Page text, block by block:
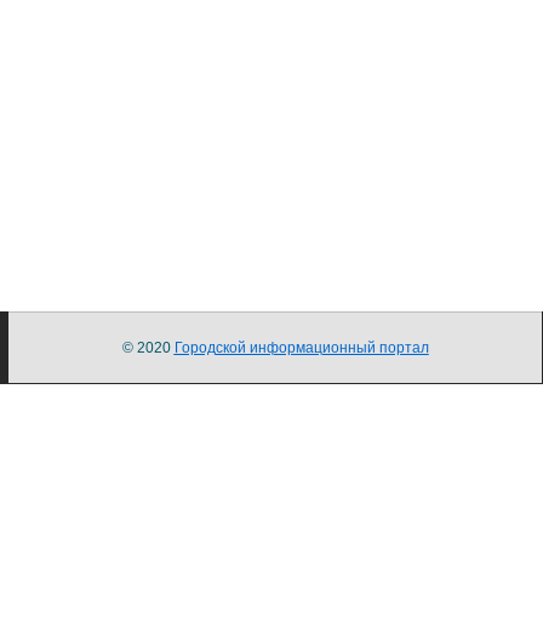
© 2020 Городской информационный портал